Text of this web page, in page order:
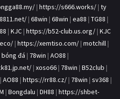
| https://s666.works/ | ty
| 68win | 68win | ea88 | TG88 |
| KJC | https://b52-club.us.org/ | KJC
| https://xemtiso.com/ | motchill |
đá | 78win | AO88 |
| xoso66 | 78win | B52club |
| AO88 | https://rr88.cz/ | 78win | sv368 |
| Bongdalu | DH88 | https://shbet-